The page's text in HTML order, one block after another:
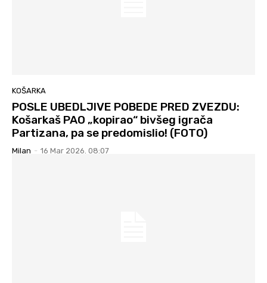
KOŠARKA
POSLE UBEDLJIVE POBEDE PRED ZVEZDU:
Košarkaš PAO „kopirao“ bivšeg igrača
Partizana, pa se predomislio! (FOTO)
Milan - 16 Mar 2026. 08:07